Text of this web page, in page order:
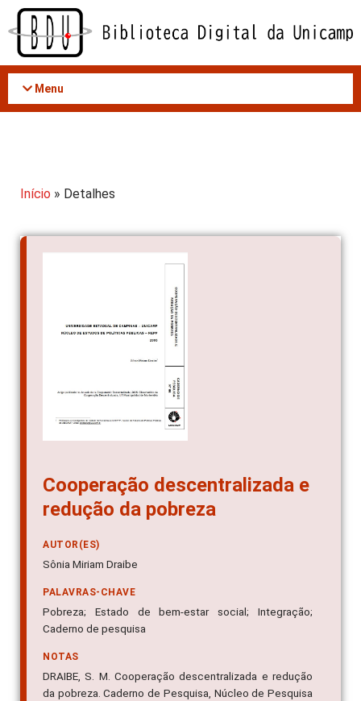
Acessar
conteúdo
Menu
Início » Detalhes
Cooperação descentralizada e
redução da pobreza
AUTOR(ES)
Sônia Miriam Draibe
PALAVRAS-CHAVE
Pobreza; Estado de bem-estar social; Integração;
Caderno de pesquisa
NOTAS
DRAIBE, S. M. Cooperação descentralizada e redução
da pobreza. Caderno de Pesquisa, Núcleo de Pesquisa